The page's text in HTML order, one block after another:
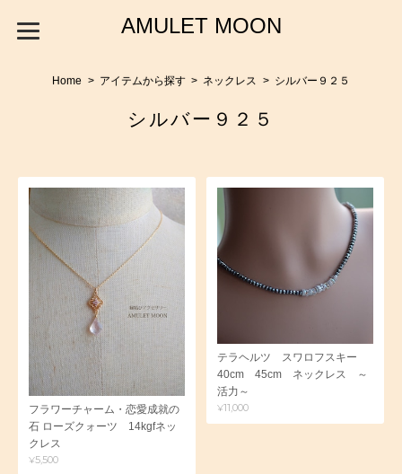
AMULET MOON
Home アイテムから探す ネックレス シルバー９２５
シルバー９２５
フラワーチャーム・恋愛成就の
石 ローズクォーツ 14kgfネッ
クレス
¥5,500
テラヘルツ スワロフスキー
40cm 45cm ネックレス ～
活力～
¥11,000